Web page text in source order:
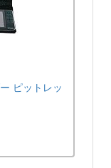
ピットレッ